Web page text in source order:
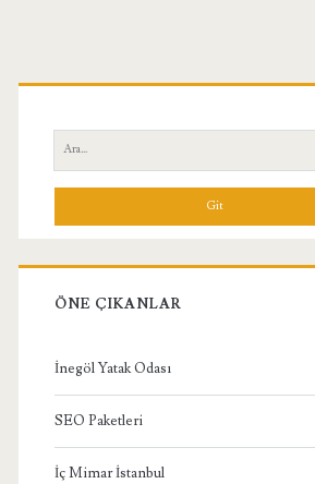
Birincil
Yan
Menü
Ara:
ÖNE ÇIKANLAR
İnegöl Yatak Odası
SEO Paketleri
İç Mimar İstanbul